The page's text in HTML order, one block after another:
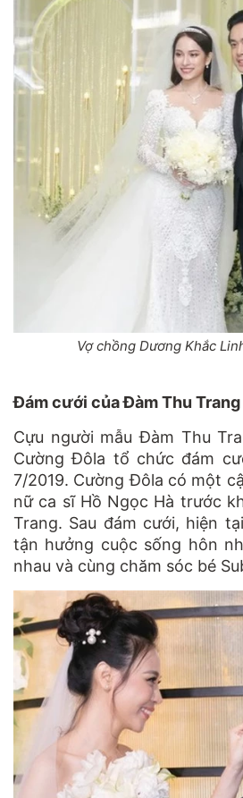
Vợ chồng Dương Khắc
Đám cưới của Đàm Thu
Cựu người mẫu Đàm Thu
Cường Đôla tổ chức đám
7/2019. Cường Đôla có một
nữ ca sĩ Hồ Ngọc Hà trước
Trang. Sau đám cưới, hiện
tận hưởng cuộc sống hôn
nhau và cùng chăm sóc bé